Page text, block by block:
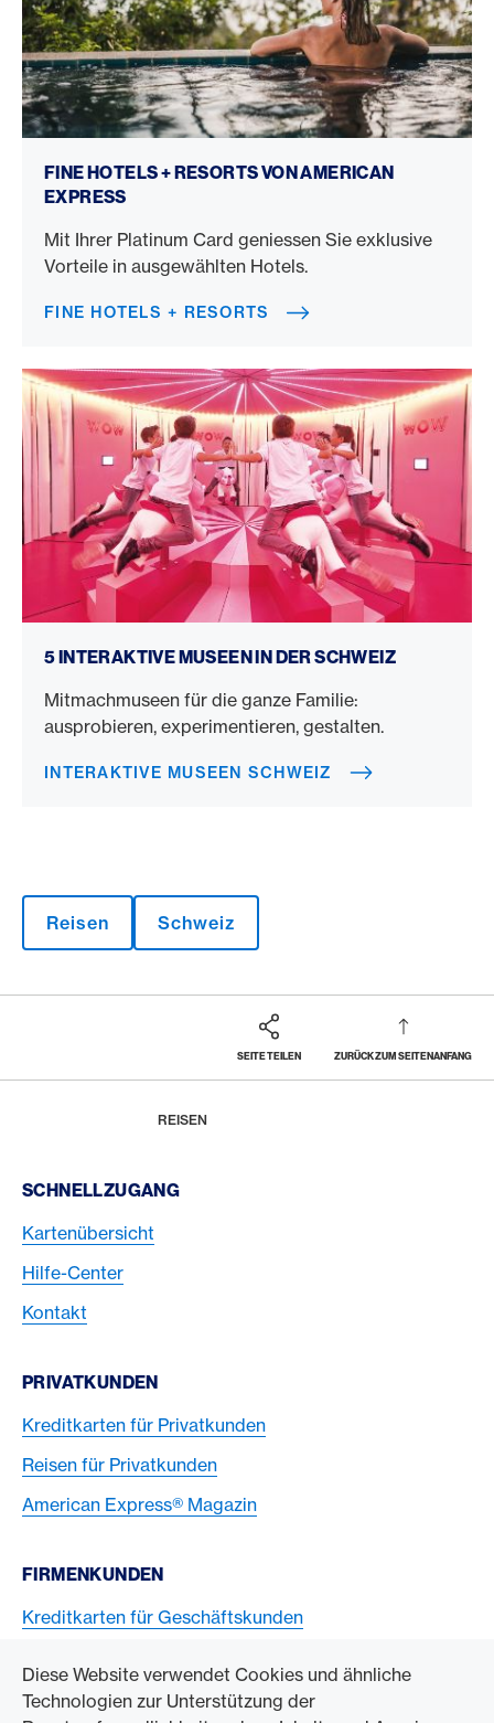
Diese Website verwendet Cookies und ähnliche
Technologien zur Unterstützung der
FINE HOTELS + RESORTS VON AMERICAN
EXPRESS
Mit Ihrer Platinum Card geniessen Sie exklusive
Vorteile in ausgewählten Hotels.
FINE HOTELS + RESORTS
5 INTERAKTIVE MUSEEN IN DER SCHWEIZ
Mitmachmuseen für die ganze Familie:
ausprobieren, experimentieren, gestalten.
INTERAKTIVE MUSEEN SCHWEIZ
Reisen Schweiz
SEITE TEILEN ZURÜCK ZUM SEITENANFANG
Footer
REISEN
Footer Navigation
SCHNELLZUGANG
Kartenübersicht
Hilfe-Center
Kontakt
PRIVATKUNDEN
Kreditkarten für Privatkunden
Reisen für Privatkunden
American Express® Magazin
FIRMENKUNDEN
Kreditkarten für Geschäftskunden